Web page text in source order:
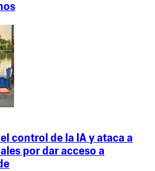
control de la IA y ataca a
por dar acceso a